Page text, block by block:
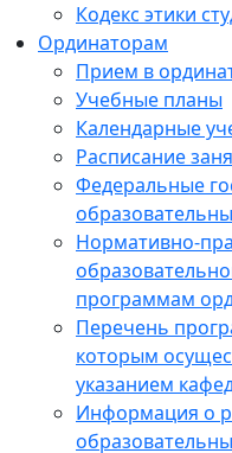
Кодекс этики
Ординаторам
Прием в
Учебные планы
Календарные
Расписание
Федеральные
Нормативно-
программам
Перечень
которым
указанием
Информация о